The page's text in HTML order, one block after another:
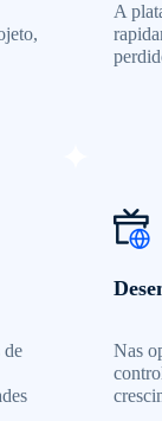
A
de
Nas